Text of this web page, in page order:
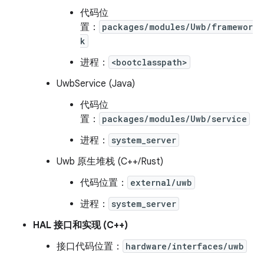
代码位
置：
packages/modules/Uwb/framewor
k
进程： <bootclasspath>
UwbService (Java)
代码位
置：
packages/modules/Uwb/service
进程： system_server
Uwb 原生堆栈 (C++/Rust)
代码位置：
external/uwb
进程： system_server
HAL 接口和实现 (C++)
接口代码位置：
hardware/interfaces/uwb